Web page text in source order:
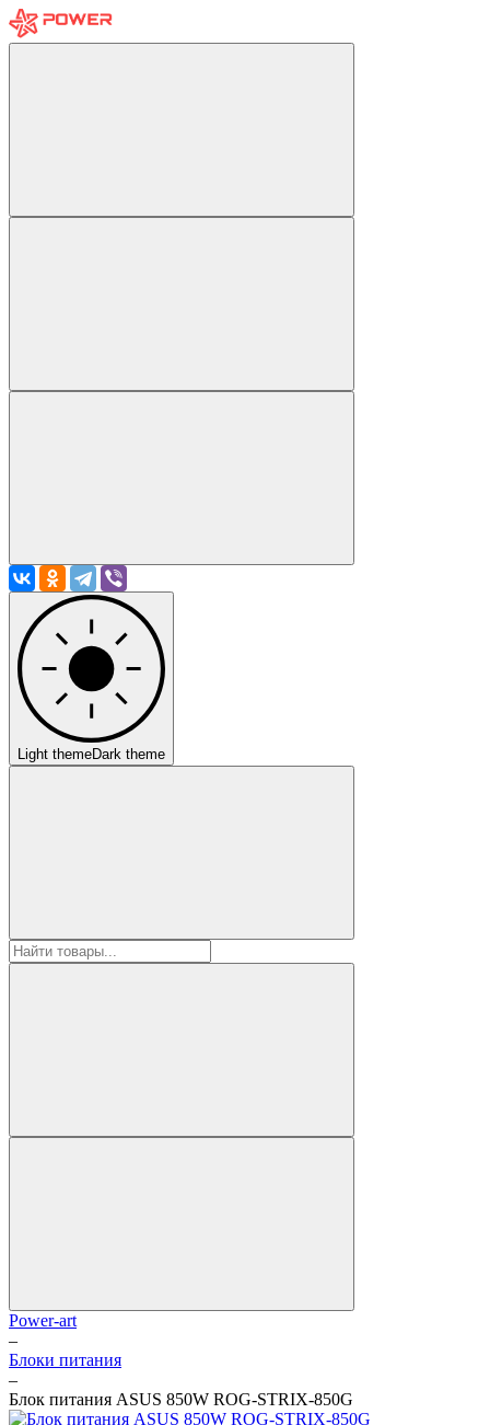
Light themeDark theme
Power-art
–
Блоки питания
–
Блок питания ASUS 850W ROG-STRIX-850G